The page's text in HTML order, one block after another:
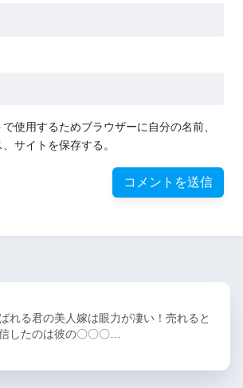
使用するためブラウザーに自分の名前、
サイトを保存する。
れる君の美人嫁は眼力が凄い！売れると
したのは彼の〇〇〇…